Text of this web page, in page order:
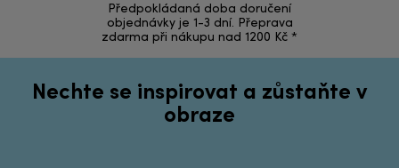
Předpokládaná doba doručení
objednávky je 1-3 dní. Přeprava
zdarma při nákupu nad 1200 Kč *
Nechte se inspirovat a zůstaňte v
obraze